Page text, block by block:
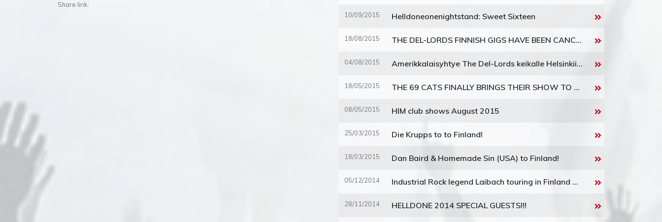
Share link:
10/09/2015 Helldoneonenightstand: Sweet Sixteen
18/08/2015 THE DEL-LORDS FINNISH GIGS HAVE BEEN CANCELED!!
04/08/2015 Amerikkalaisyhtye The Del-Lords keikalle Helsinkiin Syyskuussa !
18/05/2015 THE 69 CATS FINALLY BRINGS THEIR SHOW TO FINLAND AUGUST 2015
08/05/2015 HIM club shows August 2015
25/03/2015 Die Krupps to to Finland!
18/03/2015 Dan Baird & Homemade Sin (USA) to Finland!
05/12/2014 Industrial Rock legend Laibach touring in Finland and Estonia!
28/11/2014 HELLDONE 2014 SPECIAL GUESTS!!!